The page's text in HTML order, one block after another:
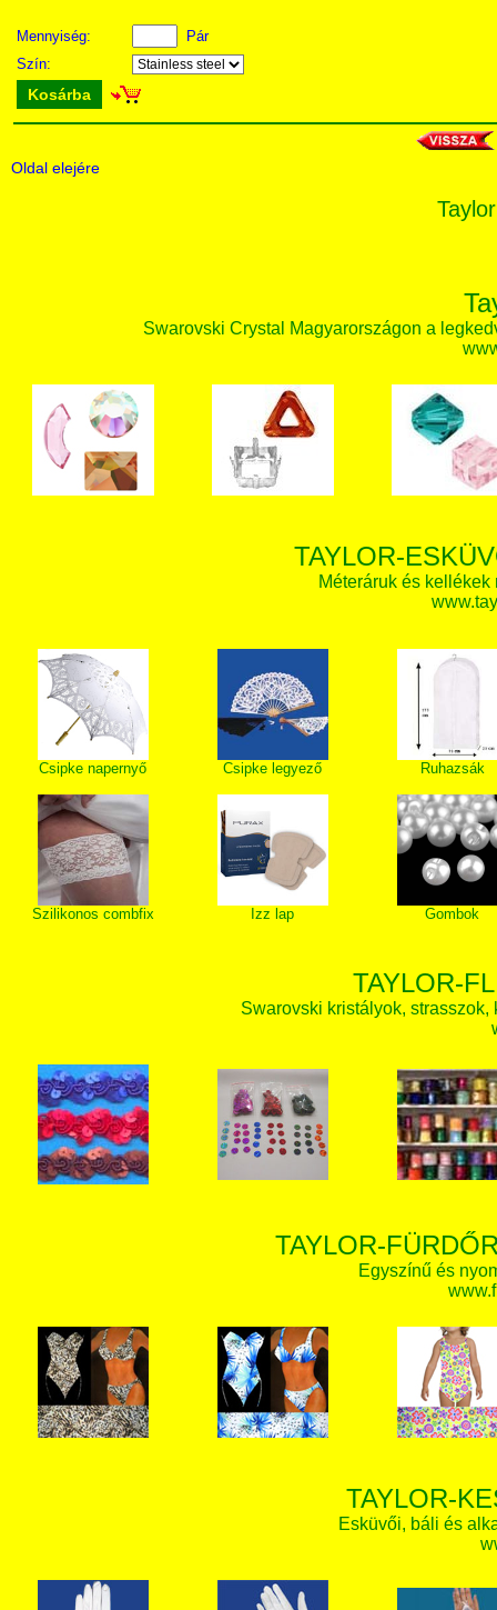
Mennyiség:
Pár
Szín:
Kosárba
Oldal elejére
Swarovski Crystal Magyarországon a
TAYLOR-
Méteráruk és
Csipke napernyő Csipke legyező Ruhazsák
Szilikonos combfix Izz lap Gombok
TAYLOR-
Swarovski kristályok,
TAYLOR-
Egyszínű és
TAYLOR-
Esküvői, báli és